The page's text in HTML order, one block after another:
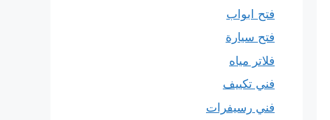
فتح ابواب
فتح سيارة
فلاتر مياه
فني تكييف
فني رسيفرات